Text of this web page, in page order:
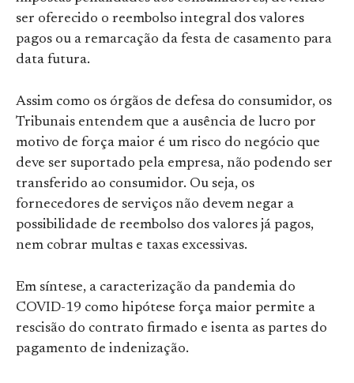
ser oferecido o reembolso integral dos valores
pagos ou a remarcação da festa de casamento para
data futura.
Assim como os órgãos de defesa do consumidor, os
Tribunais entendem que a ausência de lucro por
motivo de força maior é um risco do negócio que
deve ser suportado pela empresa, não podendo ser
transferido ao consumidor. Ou seja, os
fornecedores de serviços não devem negar a
possibilidade de reembolso dos valores já pagos,
nem cobrar multas e taxas excessivas.
Em síntese, a caracterização da pandemia do
COVID-19 como hipótese força maior permite a
rescisão do contrato firmado e isenta as partes do
pagamento de indenização.